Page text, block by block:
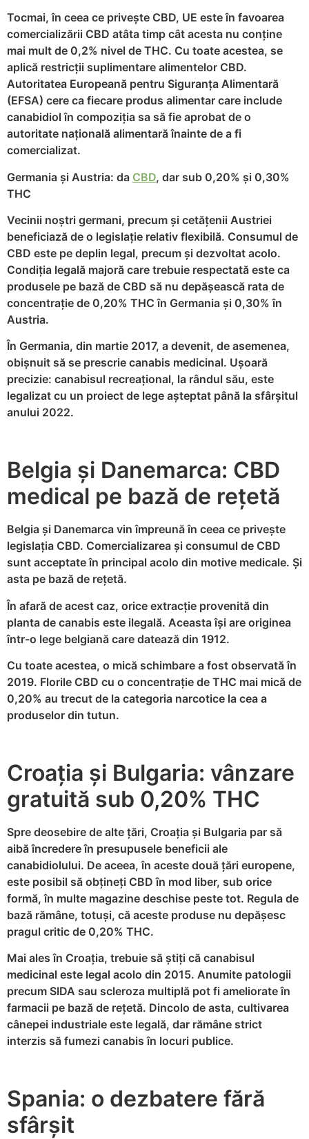
Tocmai, în ceea ce privește CBD, UE este în favoarea
comercializării CBD atâta timp cât acesta nu conține
mai mult de 0,2% nivel de THC. Cu toate acestea, se
aplică restricții suplimentare alimentelor CBD.
Autoritatea Europeană pentru Siguranța Alimentară
(EFSA) cere ca fiecare produs alimentar care include
canabidiol în compoziția sa să fie aprobat de o
autoritate națională alimentară înainte de a fi
comercializat.
Germania și Austria: da CBD, dar sub 0,20% și 0,30%
THC
Vecinii noștri germani, precum și cetățenii Austriei
beneficiază de o legislație relativ flexibilă. Consumul de
CBD este pe deplin legal, precum și dezvoltat acolo.
Condiția legală majoră care trebuie respectată este ca
produsele pe bază de CBD să nu depășească rata de
concentrație de 0,20% THC în Germania și 0,30% în
Austria.
În Germania, din martie 2017, a devenit, de asemenea,
obișnuit să se prescrie canabis medicinal. Ușoară
precizie: canabisul recreațional, la rândul său, este
legalizat cu un proiect de lege așteptat până la sfârșitul
anului 2022.
Belgia și Danemarca: CBD
medical pe bază de rețetă
Belgia și Danemarca vin împreună în ceea ce privește
legislația CBD. Comercializarea și consumul de CBD
sunt acceptate în principal acolo din motive medicale. Și
asta pe bază de rețetă.
În afară de acest caz, orice extracție provenită din
planta de canabis este ilegală. Aceasta își are originea
într-o lege belgiană care datează din 1912.
Cu toate acestea, o mică schimbare a fost observată în
2019. Florile CBD cu o concentrație de THC mai mică de
0,20% au trecut de la categoria narcotice la cea a
produselor din tutun.
Croația și Bulgaria: vânzare
gratuită sub 0,20% THC
Spre deosebire de alte țări, Croația și Bulgaria par să
aibă încredere în presupusele beneficii ale
canabidiolului. De aceea, în aceste două țări europene,
este posibil să obțineți CBD în mod liber, sub orice
formă, în multe magazine deschise peste tot. Regula de
bază rămâne, totuși, că aceste produse nu depășesc
pragul critic de 0,20% THC.
Mai ales în Croația, trebuie să știți că canabisul
medicinal este legal acolo din 2015. Anumite patologii
precum SIDA sau scleroza multiplă pot fi ameliorate în
farmacii pe bază de rețetă. Dincolo de asta, cultivarea
cânepei industriale este legală, dar rămâne strict
interzis să fumezi canabis în locuri publice.
Spania: o dezbatere fără
sfârșit